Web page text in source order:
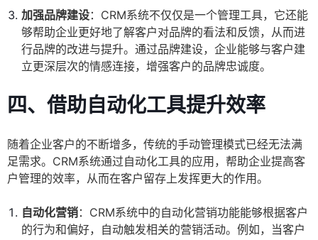
加强品牌建设：CRM系统不仅仅是一个管理工具，它还能
够帮助企业更好地了解客户对品牌的看法和反馈，从而进
行品牌的改进与提升。通过品牌建设，企业能够与客户建
立更深层次的情感连接，增强客户的品牌忠诚度。
四、借助自动化工具提升效率
随着企业客户的不断增多，传统的手动管理模式已经无法满
足需求。CRM系统通过自动化工具的应用，帮助企业提高客
户管理的效率，从而在客户留存上发挥更大的作用。
自动化营销：CRM系统中的自动化营销功能能够根据客户
的行为和偏好，自动触发相关的营销活动。例如，当客户